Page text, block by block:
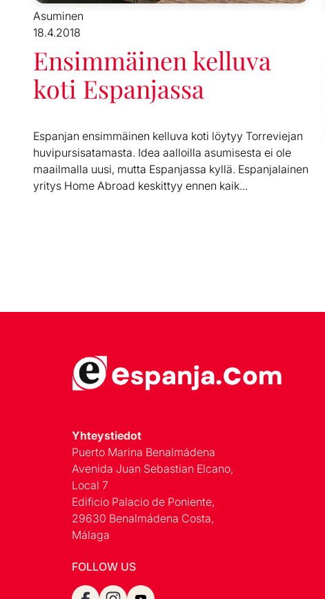
Asuminen
18.4.2018
Ensimmäinen kelluva
koti Espanjassa
Espanjan ensimmäinen kelluva koti löytyy Torreviejan
huvipursisatamasta. Idea aalloilla asumisesta ei ole
maailmalla uusi, mutta Espanjassa kyllä. Espanjalainen
yritys Home Abroad keskittyy ennen kaik...
Yhteystiedot
Puerto Marina Benalmádena
Avenida Juan Sebastian Elcano,
Local 7
Edificio Palacio de Poniente,
29630 Benalmádena Costa,
Málaga
FOLLOW US